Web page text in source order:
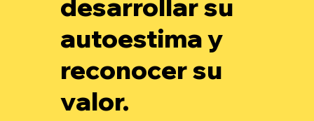
desarrollar su
autoestima y
reconocer su
valor.